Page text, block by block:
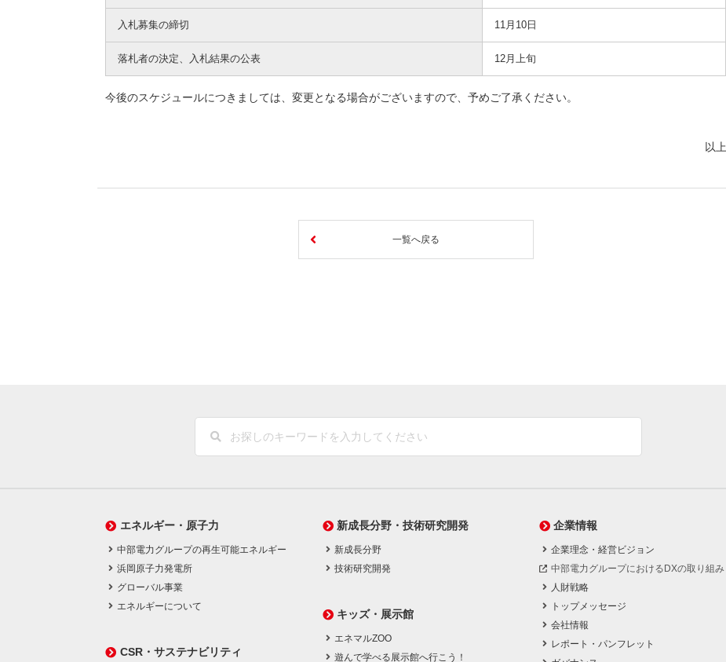
入札募集の締切 11月10日
落札者の決定、入札結果の公表 12月上旬
今後のスケジュールにつきましては、変更となる場合がございますので、予めご了承ください。
以上
一覧へ戻る
エネルギー・原子力
中部電力グループの再生可能エネルギー
浜岡原子力発電所
グローバル事業
エネルギーについて
CSR・サステナビリティ
新成長分野・技術研究開発
新成長分野
技術研究開発
キッズ・展示館
エネマルZOO
遊んで学べる展示館へ行こう！
企業情報
企業理念・経営ビジョン
中部電力グループにおけるDXの取り組み
人財戦略
トップメッセージ
会社情報
レポート・パンフレット